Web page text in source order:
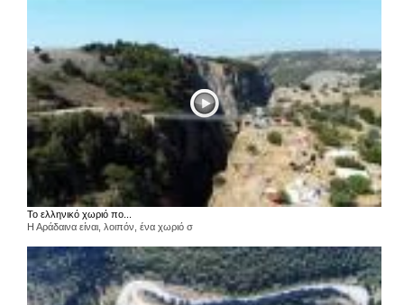
Το ελληνικό χωριό πο...
Η Αράδαινα είναι, λοιπόν, ένα χωριό σ